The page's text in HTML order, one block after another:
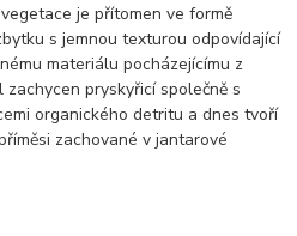
je přítomen ve formě
s jemnou texturou odpovídající
materiálu pocházejícímu z
pryskyřicí společně s
organického detritu a dnes tvoří
zachované v jantarové